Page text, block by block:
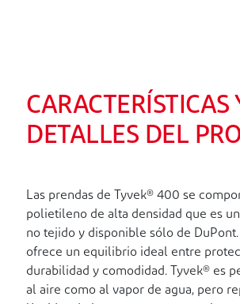
CARACTERÍSTICAS
DETALLES DEL
Las prendas de Tyvek® 400 se
polietileno de alta densidad que es
no tejido y disponible sólo de
ofrece un equilibrio ideal entre
durabilidad y comodidad. Tyvek® es
al aire como al vapor de agua, pero